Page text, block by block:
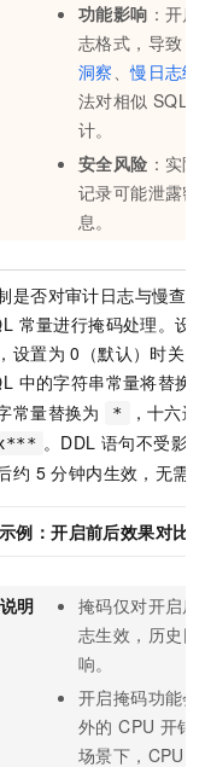
功能影响 ：开
志格式，导致
洞察、慢日志统
法对相似 SQL
计。
安全风险 ：实
记录可能泄露
息。
是否对审计日志与慢查
常量进行掩码处理。设
设置为 0（默认）时关
中的字符串常量将替换
常量替换为
* ，十六
。DDL 语句不受影
约 5 分钟内生效，无需
示例：开启前后效果对比
说明
掩码仅对开启
志生效，历史
响。
开启掩码功能
外的 CPU 开销
场景下，CPU